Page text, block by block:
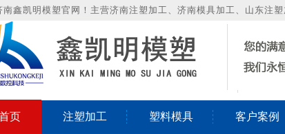
南鑫凯明模塑官网！主营济南注塑加工、济南模具加工、山东注塑
页 注塑加工 塑料模具 客户案例